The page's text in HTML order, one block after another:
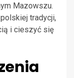
Mazowszu.
tradycji,
i cieszyć się